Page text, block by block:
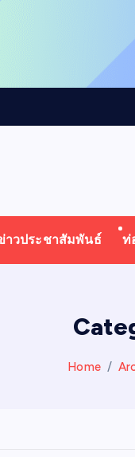
าวประชาสัมพันธ์ ท่
Home